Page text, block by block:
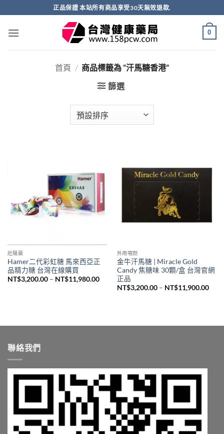
轉
正品保證 本站所有商品享受30天無效退款.
0
首頁 / 商品標籤為 “汗馬糖香港”
篩選
壯陽藥
Hamer二代彩虹糖 馬來西亞正
品精力糖 台灣在線購買
NT$3,200.00 – NT$11,980.00價
外用噴劑
金牛汗馬糖 | Miracle Gold
Candy 焦糖味 30顆/盒 台灣官網
正品
NT$3,200.00 – NT$11,900.00價
聯絡我們